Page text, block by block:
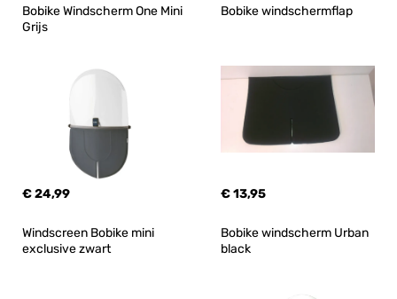
Bobike Windscherm One Mini
Grijs
€ 24,99
Bobike windschermflap
€ 13,95
Windscreen Bobike mini
exclusive zwart
Bobike windscherm Urban
black